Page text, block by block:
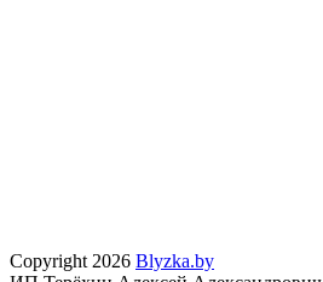
Copyright 2026 Blyzka.by